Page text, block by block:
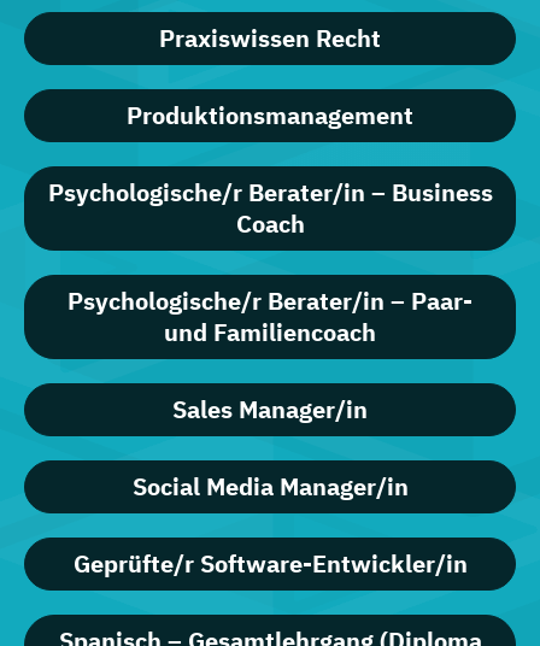
Praxiswissen Recht
Produktionsmanagement
Psychologische/r Berater/in – Business
Coach
Psychologische/r Berater/in – Paar-
und Familiencoach
Sales Manager/in
Social Media Manager/in
Geprüfte/r Software-Entwickler/in